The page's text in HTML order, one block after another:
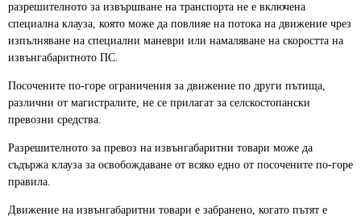
разрешителното за извършване на транспорта не е включена
специална клауза, която може да повлияе на потока на движение чрез
изпълняване на специални маневри или намаляване на скоростта на
извънгабаритното ПС.
Посочените по-горе ограничения за движение по други пътища,
различни от магистралите, не се прилагат за селскостопански
превозни средства.
Разрешителното за превоз на извънгабаритни товари може да
съдържа клауза за освобождаване от всяко едно от посочените по-горе
правила.
Движение на извънгабаритни товари е забранено, когато пътят е